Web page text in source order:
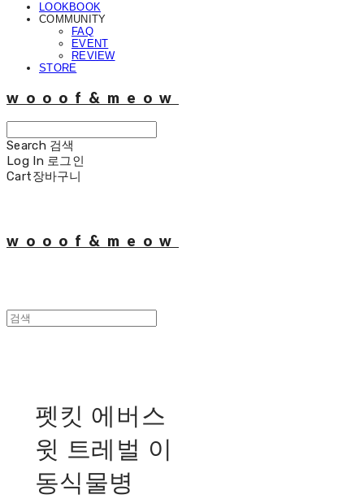
LOOKBOOK
COMMUNITY
FAQ
EVENT
REVIEW
STORE
wooof&meow
Search 검색
Log In 로그인
Cart장바구니
wooof&meow
펫킷 에버스
윗 트레벌 이
동식물병